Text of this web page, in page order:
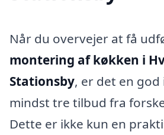
Når du overvejer at få
montering af køkken i
Stationsby, er det en
mindst tre tilbud fra
Dette er ikke kun en